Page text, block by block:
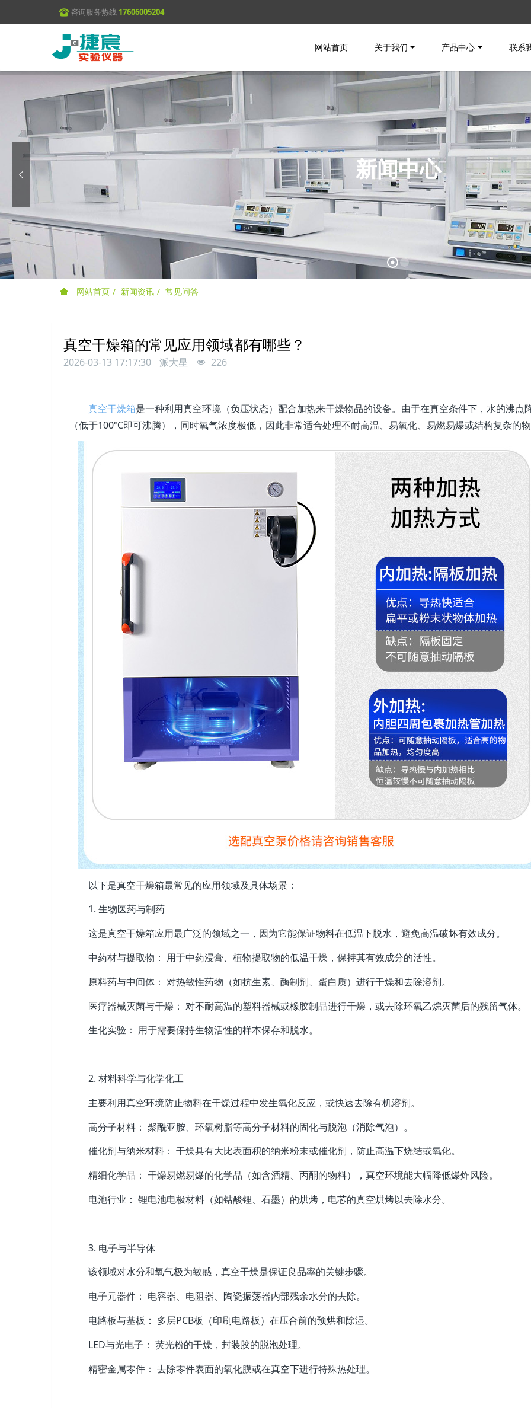
咨询服务热线 17606005204
网站首页 关于我们 产品中心 联系
新闻中心
网站首页 新闻资讯 常见问答
真空干燥箱的常见应用领域都有哪些？
2026-03-13 17:17:30 派大星 226
真空干燥箱是一种利用真空环境（负压状态）配合加热来干燥物品的设备。由于在真空条件下，水的沸点
（低于100℃即可沸腾），同时氧气浓度极低，因此非常适合处理不耐高温、易氧化、易燃易爆或结构复杂的
以下是真空干燥箱最常见的应用领域及具体场景：
1. 生物医药与制药
这是真空干燥箱应用最广泛的领域之一，因为它能保证物料在低温下脱水，避免高温破坏有效成分。
中药材与提取物： 用于中药浸膏、植物提取物的低温干燥，保持其有效成分的活性。
原料药与中间体： 对热敏性药物（如抗生素、酶制剂、蛋白质）进行干燥和去除溶剂。
医疗器械灭菌与干燥： 对不耐高温的塑料器械或橡胶制品进行干燥，或去除环氧乙烷灭菌后的残留气体。
生化实验： 用于需要保持生物活性的样本保存和脱水。
2. 材料科学与化学化工
主要利用真空环境防止物料在干燥过程中发生氧化反应，或快速去除有机溶剂。
高分子材料： 聚酰亚胺、环氧树脂等高分子材料的固化与脱泡（消除气泡）。
催化剂与纳米材料： 干燥具有大比表面积的纳米粉末或催化剂，防止高温下烧结或氧化。
精细化学品： 干燥易燃易爆的化学品（如含酒精、丙酮的物料），真空环境能大幅降低爆炸风险。
电池行业： 锂电池电极材料（如钴酸锂、石墨）的烘烤，电芯的真空烘烤以去除水分。
3. 电子与半导体
该领域对水分和氧气极为敏感，真空干燥是保证良品率的关键步骤。
电子元器件： 电容器、电阻器、陶瓷振荡器内部残余水分的去除。
电路板与基板： 多层PCB板（印刷电路板）在压合前的预烘和除湿。
LED与光电子： 荧光粉的干燥，封装胶的脱泡处理。
精密金属零件： 去除零件表面的氧化膜或在真空下进行特殊热处理。